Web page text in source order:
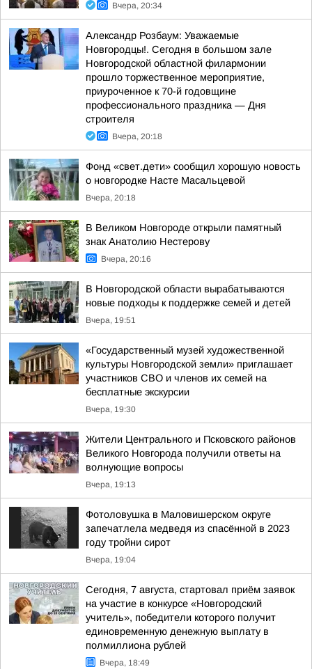
Вчера, 20:34
Александр Розбаум: Уважаемые
Новгородцы!. Сегодня в большом зале
Новгородской областной филармонии
прошло торжественное мероприятие,
приуроченное к 70-й годовщине
профессионального праздника — Дня
строителя
Вчера, 20:18
Фонд «свет.дети» сообщил хорошую новость
о новгородке Насте Масальцевой
Вчера, 20:18
В Великом Новгороде открыли памятный
знак Анатолию Нестерову
Вчера, 20:16
В Новгородской области вырабатываются
новые подходы к поддержке семей и детей
Вчера, 19:51
«Государственный музей художественной
культуры Новгородской земли» приглашает
участников СВО и членов их семей на
бесплатные экскурсии
Вчера, 19:30
Жители Центрального и Псковского районов
Великого Новгорода получили ответы на
волнующие вопросы
Вчера, 19:13
Фотоловушка в Маловишерском округе
запечатлела медведя из спасённой в 2023
году тройни сирот
Вчера, 19:04
Сегодня, 7 августа, стартовал приём заявок
на участие в конкурсе «Новгородский
учитель», победители которого получит
единовременную денежную выплату в
полмиллиона рублей
Вчера, 18:49